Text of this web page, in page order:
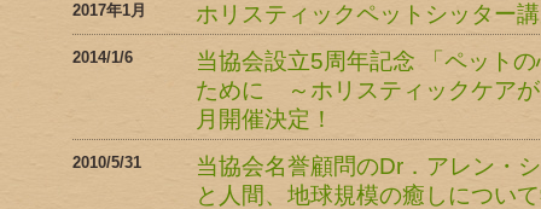
2017年1月 ホリスティックペットシッター
2014/1/6
当協会設立5周年記念 「ペット
ために ～ホリスティックケア
月開催決定！
2010/5/31
当協会名誉顧問のDr．アレン・
と人間、地球規模の癒しについ